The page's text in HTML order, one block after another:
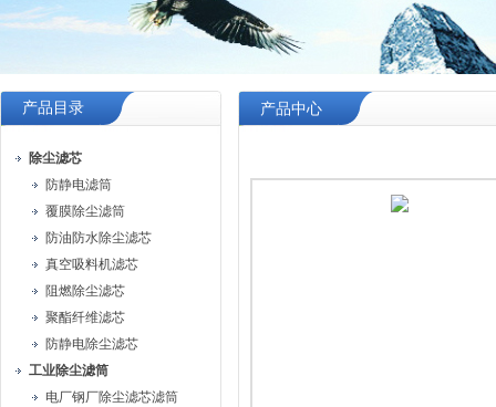
产品目录
除尘滤芯
防静电滤筒
覆膜除尘滤筒
防油防水除尘滤芯
真空吸料机滤芯
阻燃除尘滤芯
聚酯纤维滤芯
防静电除尘滤芯
工业除尘滤筒
电厂钢厂除尘滤芯滤筒
产品中心